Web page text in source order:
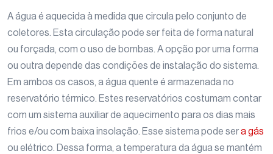
A água é aquecida à medida que circula pelo conjunto de
coletores. Esta circulação pode ser feita de forma natural
ou forçada, com o uso de bombas. A opção por uma forma
ou outra depende das condições de instalação do sistema.
Em ambos os casos, a água quente é armazenada no
reservatório térmico. Estes reservatórios costumam contar
com um sistema auxiliar de aquecimento para os dias mais
frios e/ou com baixa insolação. Esse sistema pode sera gás
ou elétrico. Dessa forma, a temperatura da água se mantém